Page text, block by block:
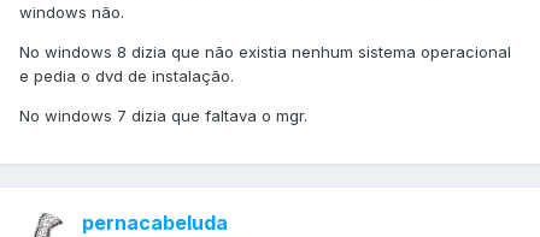
windows não.
No windows 8 dizia que não existia nenhum sistema operacional
e pedia o dvd de instalação.
No windows 7 dizia que faltava o mgr.
pernacabeluda